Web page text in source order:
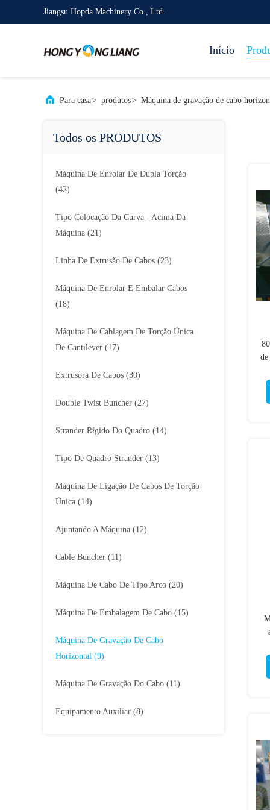
Jiangsu Hopda Machinery Co., Ltd.
Início
Para casa> produtos> Máquina de gravação de cabo
Todos os PRODUTOS
Máquina De Enrolar De Dupla Torção
(42)
Tipo Colocação Da Curva - Acima Da
Máquina (21)
Linha De Extrusão De Cabos (23)
Máquina De Enrolar E Embalar Cabos
(18)
Máquina De Cablagem De Torção Única
De Cantilever (17)
Extrusora De Cabos (30)
Double Twist Buncher (27)
Strander Rígido Do Quadro (14)
Tipo De Quadro Strander (13)
Máquina De Ligação De Cabos De Torção
Única (14)
Ajuntando A Máquina (12)
Cable Buncher (11)
Máquina De Cabo De Tipo Arco (20)
Máquina De Embalagem De Cabo (15)
Máquina De Gravação De Cabo
Horizontal (9)
Máquina De Gravação Do Cabo (11)
Equipamento Auxiliar (8)